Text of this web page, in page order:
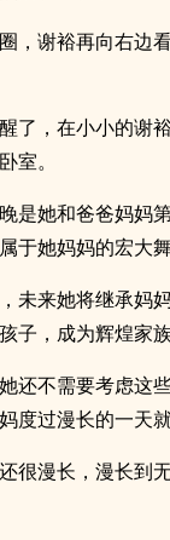
，谢裕再向右边
了，在小小的谢
室。
是她和爸爸妈妈
于她妈妈的宏大舞
未来她将继承妈
子，成为辉煌家族
还不需要考虑这
度过漫长的一天就
很漫长，漫长到无